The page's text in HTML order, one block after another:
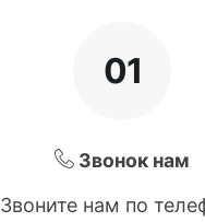
01
Звонок нам
Звоните нам по